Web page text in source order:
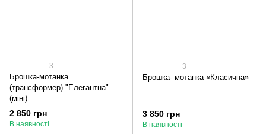
3
Брошка-мотанка
(трансформер) "Елегантна"
(міні)
2 850 грн
В наявності
3
Брошка- мотанка «Класична»
3 850 грн
В наявності